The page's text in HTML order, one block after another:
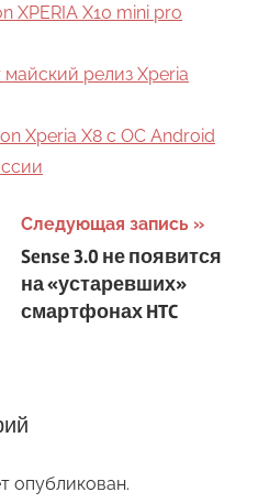
XPERIA X10 mini pro
релиз Xperia
Xperia X8 с ОС Android
Следующая запись
Sense 3.0 не появится
на «устаревших»
смартфонах HTC
опубликован.